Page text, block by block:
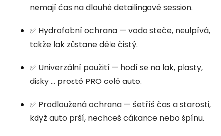
nemají čas na dlouhé detailingové session.
✅ Hydrofobní ochrana — voda steče, neulpívá,
takže lak zůstane déle čistý.
✅ Univerzální použití — hodí se na lak, plasty,
disky ... prostě PRO celé auto.
✅ Prodloužená ochrana — šetříš čas a starosti,
když auto prší, nechceš cákance nebo špínu.